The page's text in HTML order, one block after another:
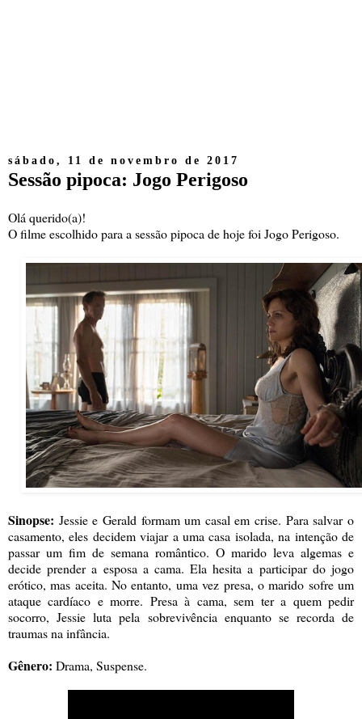
sábado, 11 de novembro de 2017
Sessão pipoca: Jogo Perigoso
Olá querido(a)!
O filme escolhido para a sessão pipoca de hoje foi Jogo Perigoso.
Sinopse: Jessie e Gerald formam um casal em crise. Para salvar o
casamento, eles decidem viajar a uma casa isolada, na intenção de
passar um fim de semana romântico. O marido leva algemas e
decide prender a esposa a cama. Ela hesita a participar do jogo
erótico, mas aceita. No entanto, uma vez presa, o marido sofre um
ataque cardíaco e morre. Presa à cama, sem ter a quem pedir
socorro, Jessie luta pela sobrevivência enquanto se recorda de
traumas na infância.
Gênero: Drama, Suspense.